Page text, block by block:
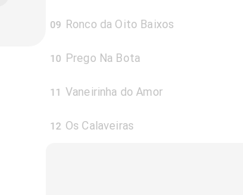
09 Ronco da Oito Baixos
10 Prego Na Bota
11 Vaneirinha do Amor
12 Os Calaveiras